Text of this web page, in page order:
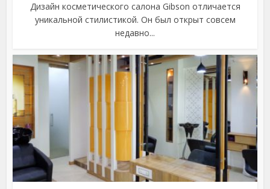
Дизайн косметического салона Gibson отличается
уникальной стилистикой. Он был открыт совсем
недавно...